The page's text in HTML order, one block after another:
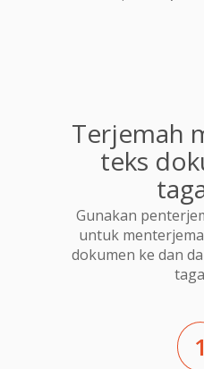
Terjemah
teks
Gunakan
untuk
dokumen ke dan
1